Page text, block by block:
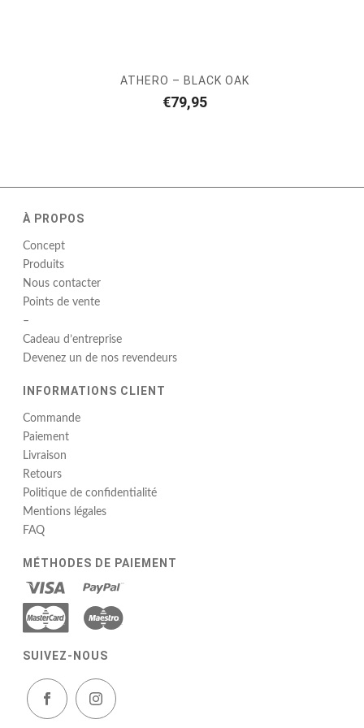
ATHERO – BLACK OAK
€79,95
À PROPOS
Concept
Produits
Nous contacter
Points de vente
–
Cadeau d’entreprise
Devenez un de nos revendeurs
INFORMATIONS CLIENT
Commande
Paiement
Livraison
Retours
Politique de confidentialité
Mentions légales
FAQ
MÉTHODES DE PAIEMENT
SUIVEZ-NOUS